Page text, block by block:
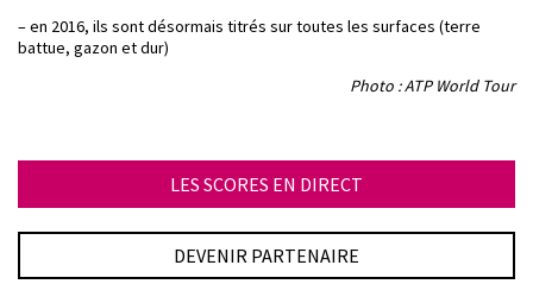
– en 2016, ils sont désormais titrés sur toutes les surfaces (terre
battue, gazon et dur)
Photo : ATP World Tour
LES SCORES EN DIRECT
DEVENIR PARTENAIRE